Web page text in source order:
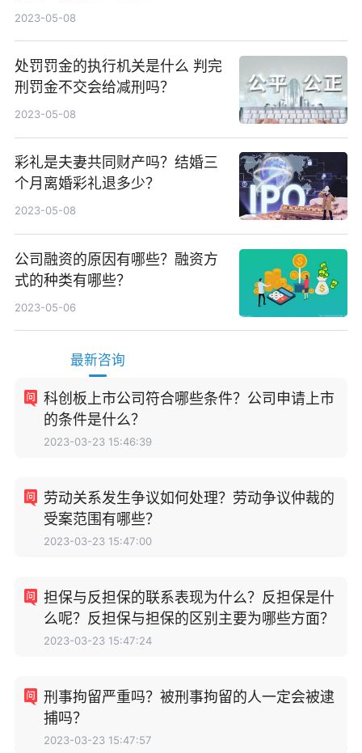
2023-05-08
处罚罚金的执行机关是什么 判完
刑罚金不交会给减刑吗？
2023-05-08
彩礼是夫妻共同财产吗？结婚三
个月离婚彩礼退多少？
2023-05-08
公司融资的原因有哪些？融资方
式的种类有哪些？
2023-05-06
最新咨询
科创板上市公司符合哪些条件？公司申请上市
的条件是什么？
2023-03-23 15:46:39
劳动关系发生争议如何处理？劳动争议仲裁的
受案范围有哪些？
2023-03-23 15:47:00
担保与反担保的联系表现为什么？反担保是什
么呢？反担保与担保的区别主要为哪些方面？
2023-03-23 15:47:24
刑事拘留严重吗？被刑事拘留的人一定会被逮
捕吗？
2023-03-23 15:47:57